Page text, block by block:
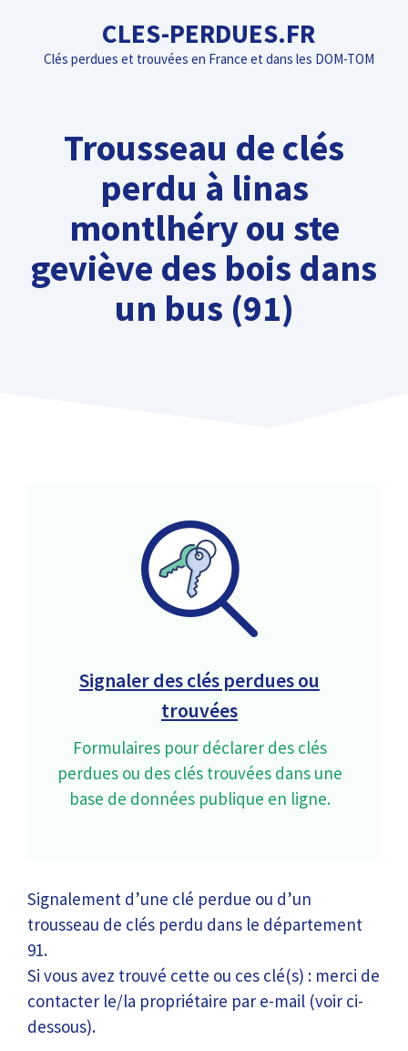
contenu
CLES-PERDUES.FR
Clés perdues et trouvées en France et dans les DOM-TOM
Trousseau de clés
perdu à linas
montlhéry ou ste
geviève des bois dans
un bus (91)
Signaler des clés perdues ou
trouvées
Formulaires pour déclarer des clés
perdues ou des clés trouvées dans une
base de données publique en ligne.
Signalement d’une clé perdue ou d’un
trousseau de clés perdu dans le département
91.
Si vous avez trouvé cette ou ces clé(s) : merci de
contacter le/la propriétaire par e-mail (voir ci-
dessous).